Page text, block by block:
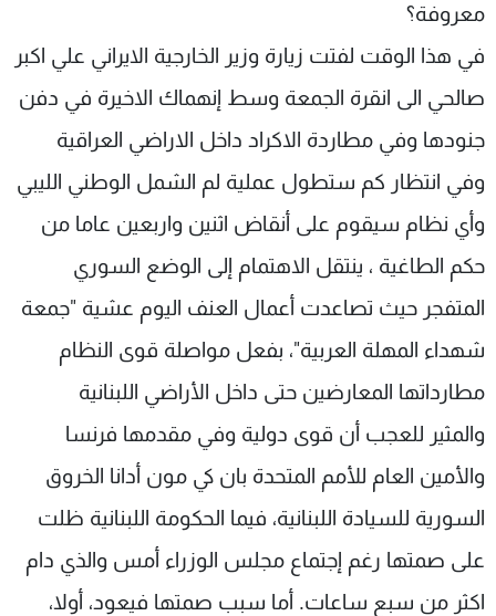
معروفة؟
في هذا الوقت لفتت زيارة وزير الخارجية الايراني علي اكبر
صالحي الى انقرة الجمعة وسط إنهماك الاخيرة في دفن
جنودها وفي مطاردة الاكراد داخل الاراضي العراقية
وفي انتظار كم ستطول عملية لم الشمل الوطني الليبي
وأي نظام سيقوم على أنقاض اثنين واربعين عاما من
حكم الطاغية ، ينتقل الاهتمام إلى الوضع السوري
المتفجر حيث تصاعدت أعمال العنف اليوم عشية "جمعة
شهداء المهلة العربية"، بفعل مواصلة قوى النظام
مطارداتها المعارضين حتى داخل الأراضي اللبنانية
والمثير للعجب أن قوى دولية وفي مقدمها فرنسا
والأمين العام للأمم المتحدة بان كي مون أدانا الخروق
السورية للسيادة اللبنانية، فيما الحكومة اللبنانية ظلت
على صمتها رغم إجتماع مجلس الوزراء أمس والذي دام
اكثر من سبع ساعات. أما سبب صمتها فيعود، أولا،
الإنـتـاج
لاعلاناتكم
شروط الإسـتخدام
سياسة الخصوصية